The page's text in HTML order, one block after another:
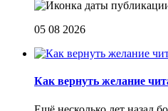
05 08 2026
Как вернуть желание